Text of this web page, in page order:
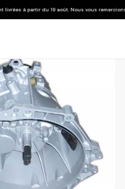
août. Nous vous remercions de votre